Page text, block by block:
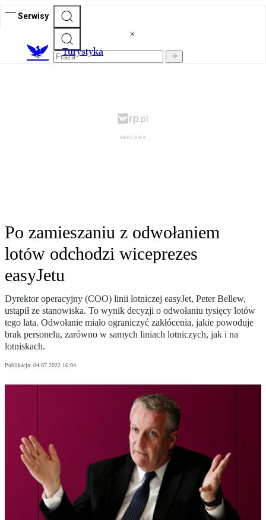
Serwisy
Turystyka
Po zamieszaniu z odwołaniem
lotów odchodzi wiceprezes
easyJetu
Dyrektor operacyjny (COO) linii lotniczej easyJet, Peter Bellew,
ustąpił ze stanowiska. To wynik decyzji o odwołaniu tysięcy lotów
tego lata. Odwołanie miało ograniczyć zakłócenia, jakie powoduje
brak personelu, zarówno w samych liniach lotniczych, jak i na
lotniskach.
Publikacja: 04.07.2022 16:04